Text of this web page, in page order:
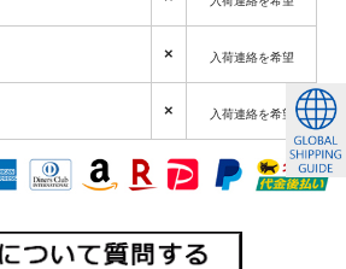
× 入荷連絡を希望
× 入荷連絡を希望